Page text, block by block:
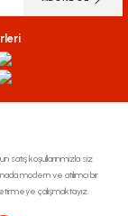
satış koşullarınmızla siz
modern ve atılımcı bir
çalışmaktayız.